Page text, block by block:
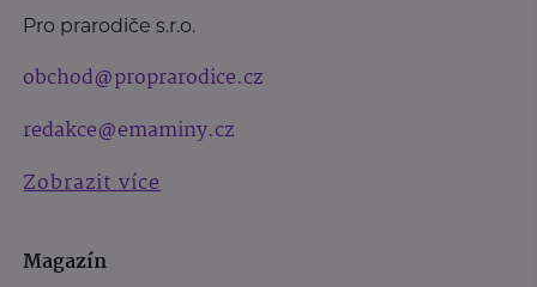
Pro prarodiče s.r.o.
obchod@proprarodice.cz
redakce@emaminy.cz
Zobrazit více
Magazín